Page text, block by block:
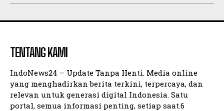
TENTANG KAMI
IndoNews24 – Update Tanpa Henti. Media online
yang menghadirkan berita terkini, terpercaya, dan
relevan untuk generasi digital Indonesia. Satu
portal, semua informasi penting, setiap saat.6